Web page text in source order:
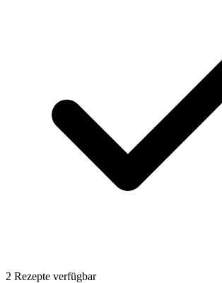
2 Rezepte verfügbar